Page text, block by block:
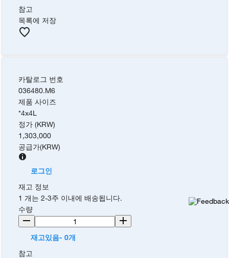
참고
목록에 저장
카탈로그 번호
036480.M6
제품 사이즈
*4x4L
정가 (KRW)
1,303,000
공급가(KRW)
로그인
재고 정보
1 개는 2-3주 이내에 배송됩니다.
수량
재고있음- 0개
참고